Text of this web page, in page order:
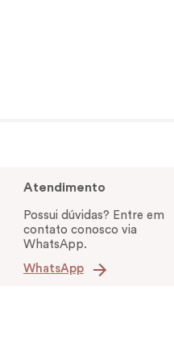
Atendimento
Possui dúvidas? Entre em
contato conosco via
WhatsApp.
WhatsApp